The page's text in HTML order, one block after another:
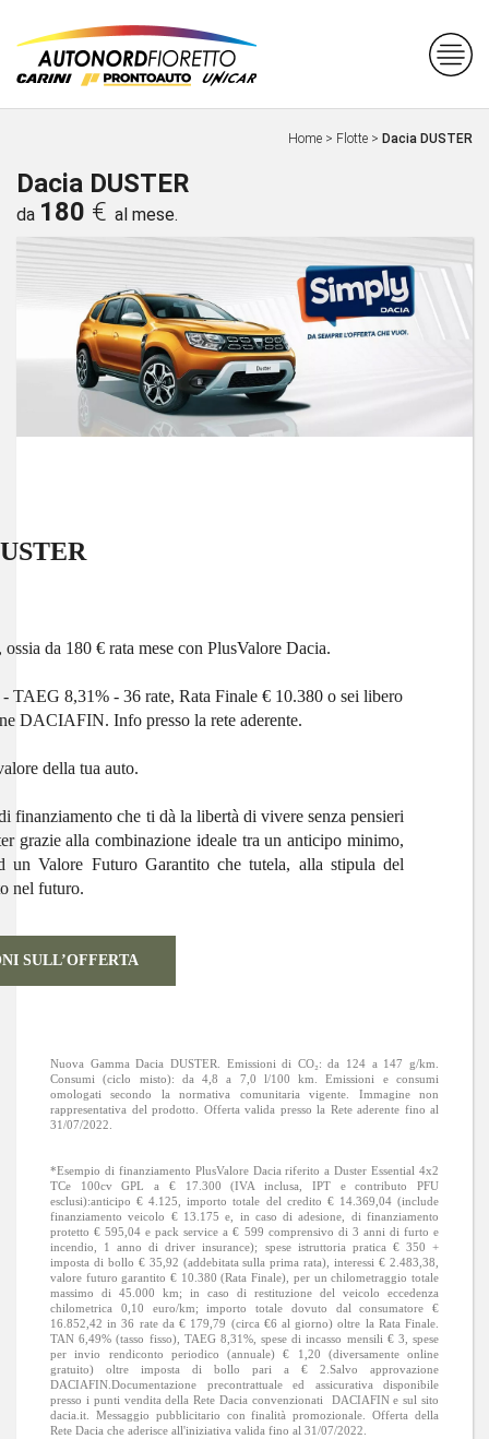
Home > Flotte > Dacia DUSTER
Dacia DUSTER
da 180 € al mese.
ossia da 180 € rata mese con PlusValore Dacia.
8,31% - 36 rate, Rata Finale € 10.380 o sei libero
DACIAFIN. Info presso la rete aderente.
della tua auto.
finanziamento che ti dà la libertà di vivere senza pensieri
grazie alla combinazione ideale tra un anticipo minimo,
unValore Futuro Garantitoche tutela, alla stipula del
nel futuro.
SULL’OFFERTA
Nuova Gamma Dacia DUSTER. Emissioni di CO₂: da 124 a 147 g/km.
Consumi (ciclo misto): da 4,8 a 7,0 l/100 km. Emissioni e consumi
omologati secondo la normativa comunitaria vigente. Immagine non
rappresentativa del prodotto. Offerta valida presso la Rete aderente fino al
31/07/2022.
*Esempio di finanziamento PlusValore Dacia riferito a Duster Essential 4x2
TCe 100cv GPL a € 17.300 (IVA inclusa, IPT e contributo PFU
esclusi):anticipo € 4.125, importo totale del credito € 14.369,04 (include
finanziamento veicolo € 13.175 e, in caso di adesione, di finanziamento
protetto € 595,04 e pack service a € 599 comprensivo di 3 anni di furto e
incendio, 1 anno di driver insurance); spese istruttoria pratica € 350 +
imposta di bollo € 35,92 (addebitata sulla prima rata), interessi € 2.483,38,
valore futuro garantito € 10.380 (Rata Finale), per un chilometraggio totale
massimo di 45.000 km; in caso di restituzione del veicolo eccedenza
chilometrica 0,10 euro/km; importo totale dovuto dal consumatore €
16.852,42 in 36 rate da € 179,79 (circa €6 al giorno) oltre la Rata Finale.
TAN 6,49% (tasso fisso), TAEG 8,31%, spese di incasso mensili € 3, spese
per invio rendiconto periodico (annuale) € 1,20 (diversamente online
gratuito) oltre imposta di bollo pari a € 2.Salvo approvazione
DACIAFIN.Documentazione precontrattuale ed assicurativa disponibile
presso i punti vendita della Rete Dacia convenzionati DACIAFIN e sul sito
dacia.it. Messaggio pubblicitario con finalità promozionale. Offerta della
Rete Dacia che aderisce all'iniziativa valida fino al 31/07/2022.